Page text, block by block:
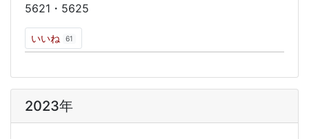
5621・5625
いいね 61
2023年